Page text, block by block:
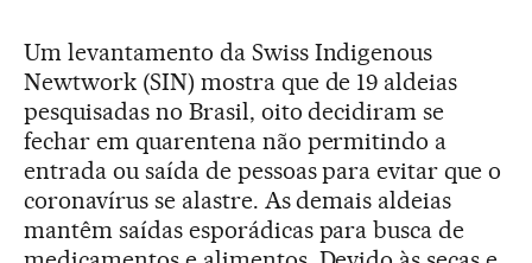
Um levantamento da Swiss Indigenous
Newtwork (SIN) mostra que de 19 aldeias
pesquisadas no Brasil, oito decidiram se
fechar em quarentena não permitindo a
entrada ou saída de pessoas para evitar que o
coronavírus se alastre. As demais aldeias
mantêm saídas esporádicas para busca de